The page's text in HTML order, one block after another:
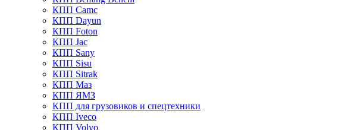
КПП Camc
КПП Dayun
КПП Foton
КПП Jac
КПП Sany
КПП Sisu
КПП Sitrak
КПП Маз
КПП ЯМЗ
КПП для грузовиков и спецтехники
КПП Iveco
КПП Volvo